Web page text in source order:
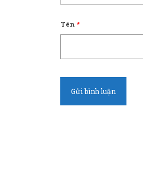
Tên *